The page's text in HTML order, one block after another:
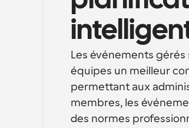
Les événements
équipes un meilleur
permettant aux
membres, les
des normes